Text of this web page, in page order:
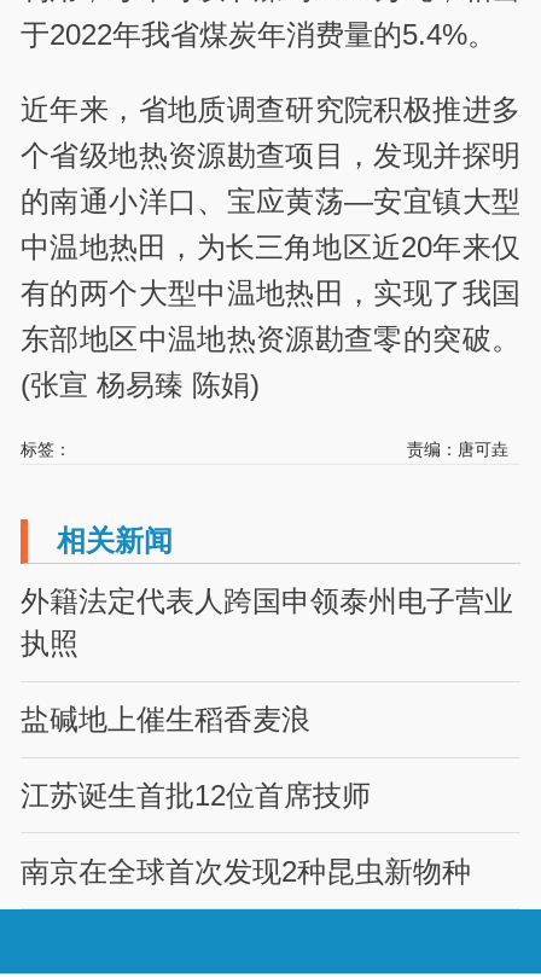
于2022年我省煤炭年消费量的5.4%。
近年来，省地质调查研究院积极推进多
个省级地热资源勘查项目，发现并探明
的南通小洋口、宝应黄荡—安宜镇大型
中温地热田，为长三角地区近20年来仅
有的两个大型中温地热田，实现了我国
东部地区中温地热资源勘查零的突破。
(张宣 杨易臻 陈娟)
标签： 责编：唐可垚
相关新闻
外籍法定代表人跨国申领泰州电子营业
执照
盐碱地上催生稻香麦浪
江苏诞生首批12位首席技师
南京在全球首次发现2种昆虫新物种